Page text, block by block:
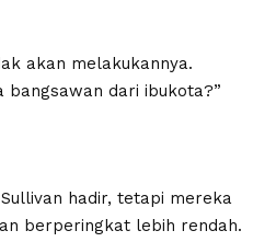
akan melakukannya.
bangsawan dari ibukota?”
hadir, tetapi mereka
berperingkat lebih rendah.